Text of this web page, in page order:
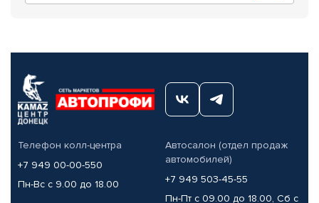
Телефон колл-центра
+7 949 00-00-550
Пн-Вс с 9.00 до 18.00
Автосалон (отдел продаж
автомобилей)
+7 949 503-45-55
Пн-Пт с 09.00 до 18.00, Сб с